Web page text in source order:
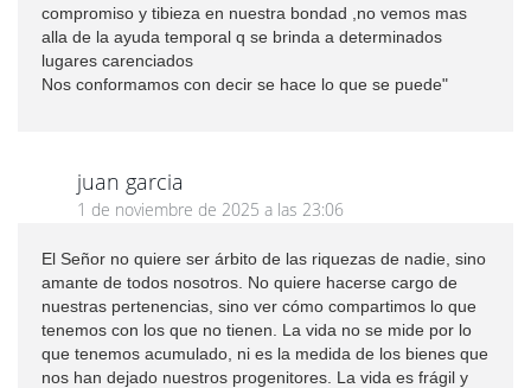
compromiso y tibieza en nuestra bondad ,no vemos mas
alla de la ayuda temporal q se brinda a determinados
lugares carenciados
Nos conformamos con decir se hace lo que se puede"
juan garcia
1 de noviembre de 2025 a las 23:06
El Señor no quiere ser árbito de las riquezas de nadie, sino
amante de todos nosotros. No quiere hacerse cargo de
nuestras pertenencias, sino ver cómo compartimos lo que
tenemos con los que no tienen. La vida no se mide por lo
que tenemos acumulado, ni es la medida de los bienes que
nos han dejado nuestros progenitores. La vida es frágil y